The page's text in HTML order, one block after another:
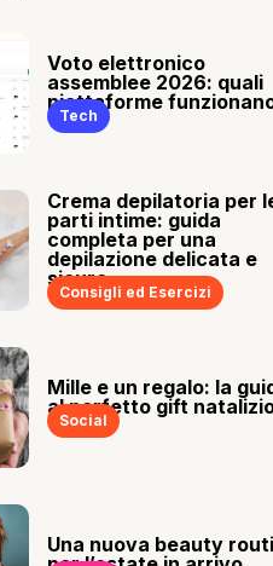
Voto elettronico
assemblee 2026: quali
piattaforme
Tech
Crema depilatoria per
parti intime: guida
completa per una
depilazione delicata e
sicura
Consigli ed Esercizi
Mille e un regalo: la
al perfetto gift
Social
Una nuova beauty